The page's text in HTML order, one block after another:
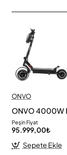
ONVO
ONVO 4000W
Peşin Fiyat
95.999,00₺
Sepete Ekle